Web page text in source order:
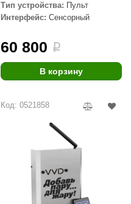
Тип устройства: Пульт
Интерфейс: Сенсорный
60 800 i
В корзину
Код: 0521858